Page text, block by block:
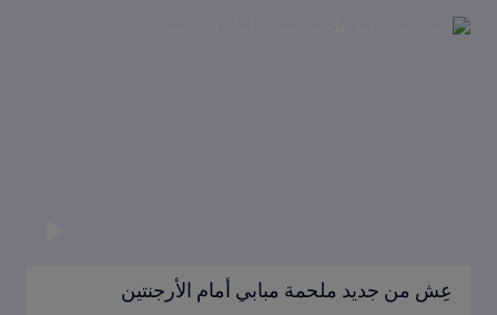
عِش من جديد ملحمة مبابي أمام الأرجنتين